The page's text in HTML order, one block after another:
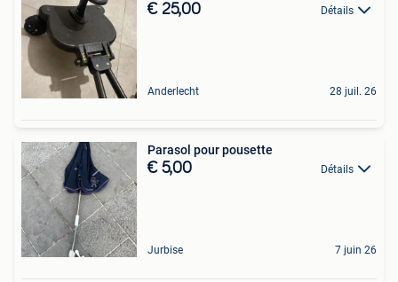
€ 25,00 Détails
Anderlecht 28 juil. 26
Parasol pour pousette
€ 5,00 Détails
Jurbise 7 juin 26